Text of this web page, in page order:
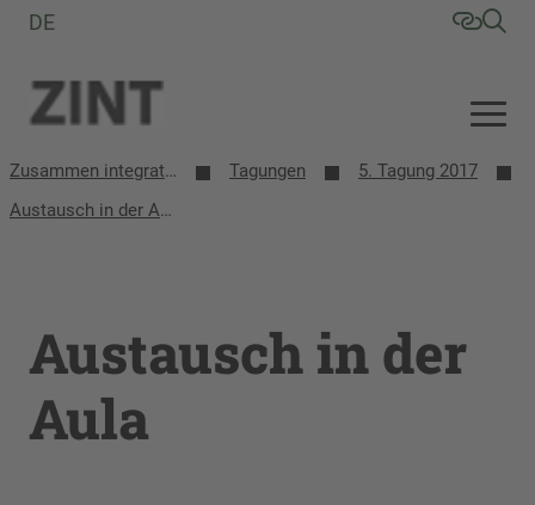
DE
Zusammen integrative/inklusive Schule entwickeln (ZINT) Tagungen
5. Tagung 2017
Austausch in der Aula
Austausch in der
Aula